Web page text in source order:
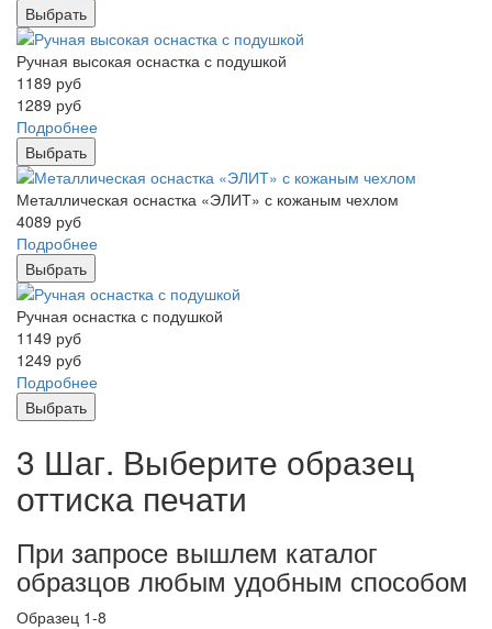
Выбрать
Ручная высокая оснастка с подушкой
1189 руб
1289 руб
Подробнее
Выбрать
Металлическая оснастка «ЭЛИТ» с кожаным чехлом
4089 руб
Подробнее
Выбрать
Ручная оснастка с подушкой
1149 руб
1249 руб
Подробнее
Выбрать
3 Шаг. Выберите образец
оттиска печати
При запросе вышлем каталог
образцов любым удобным способом
Образец 1-8